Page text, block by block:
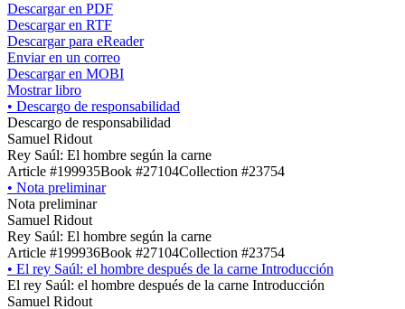
Descargar en PDF
Descargar en RTF
Descargar para eReader
Enviar en un correo
Descargar en MOBI
Mostrar libro
• Descargo de responsabilidad
Descargo de responsabilidad
Samuel Ridout
Rey Saúl: El hombre según la carne
Article #199935Book #27104Collection #23754
• Nota preliminar
Nota preliminar
Samuel Ridout
Rey Saúl: El hombre según la carne
Article #199936Book #27104Collection #23754
• El rey Saúl: el hombre después de la carne Introducción
El rey Saúl: el hombre después de la carne Introducción
Samuel Ridout